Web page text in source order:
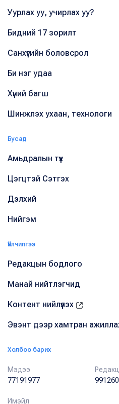
Уурлах уу, учирлах уу?
Бидний 17 зорилт
Санхүүгийн боловсрол
Би нэг удаа
Хүний багш
Шинжлэх ухаан, технологи
Бусад
Амьдралын түүх
Цэгцтэй Сэтгэх
Дэлхий
Нийгэм
Үйлчилгээ
Редакцын бодлого
Манай нийтлэгчид
Контент нийлүүлэх
Эвэнт дээр хамтран
Холбоо барих
Мэдээ
77191977
Редакц
Имэйл